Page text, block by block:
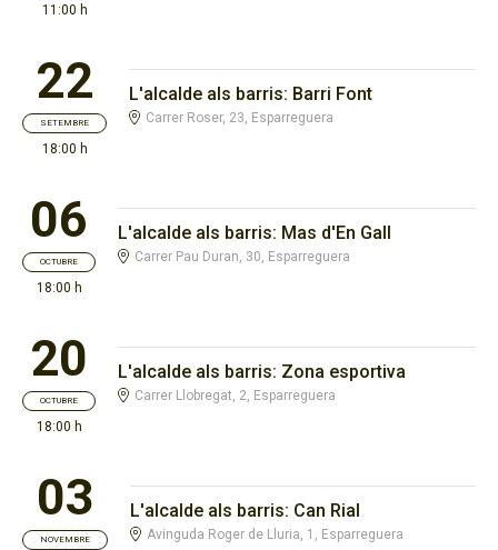
11:00 h
22
SETEMBRE
18:00 h
L'alcalde als barris: Barri Font
Carrer Roser, 23, Esparreguera
06
OCTUBRE
18:00 h
L'alcalde als barris: Mas d'En Gall
Carrer Pau Duran, 30, Esparreguera
20
OCTUBRE
18:00 h
L'alcalde als barris: Zona esportiva
Carrer Llobregat, 2, Esparreguera
03
NOVEMBRE
L'alcalde als barris: Can Rial
Avinguda Roger de Lluria, 1, Esparreguera